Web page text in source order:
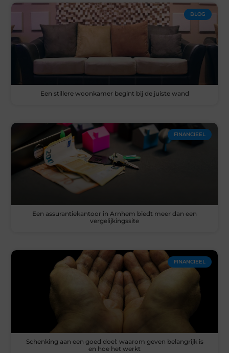
BLOG
Een stillere woonkamer begint bij de juiste wand
FINANCIEEL
Een assurantiekantoor in Arnhem biedt meer dan een
vergelijkingssite
FINANCIEEL
Schenking aan een goed doel: waarom geven belangrijk is
en hoe het werkt